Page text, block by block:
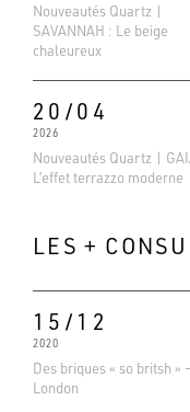
Nouveautés Quartz |
SAVANNAH : Le beige
chaleureux
20/04
2026
Nouveautés Quartz |
L’effet terrazzo moderne
LES +
15/12
2020
Des briques « so britsh » –
London